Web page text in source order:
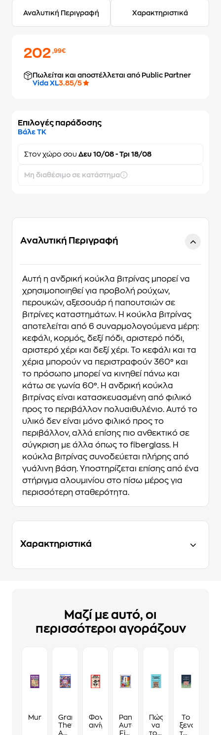
Αναλυτική Περιγραφή Χαρακτηριστικά
202,99€
Πωλείται και αποστέλλεται από Public Partner
Vida XL3.85/5
Επιλογές παράδοσης
Βάλε ΤΚ
Στον χώρο σου Δευ 10/08 - Τρι 18/08
Μη διαθέσιμο σε κατάστημα
Αναλυτική Περιγραφή
Αυτή η ανδρική κούκλα βιτρίνας μπορεί να
χρησιμοποιηθεί για προβολή ρούχων,
περουκών, αξεσουάρ ή παπουτσιών σε
βιτρίνες καταστημάτων. Η κούκλα βιτρίνας
αποτελείται από 6 συναρμολογούμενα μέρη:
κεφάλι, κορμός, δεξί πόδι, αριστερό πόδι,
αριστερό χέρι και δεξί χέρι. Το κεφάλι και τα
χέρια μπορούν να περιστραφούν 360° και
το πρόσωπο μπορεί να κινηθεί πάνω και
κάτω σε γωνία 60°. Η ανδρική κούκλα
βιτρίνας είναι κατασκευασμένη από φιλικό
προς το περιβάλλον πολυαιθυλένιο. Αυτό το
υλικό δεν είναι μόνο φιλικό προς το
περιβάλλον, αλλά επίσης πιο ανθεκτικό σε
σύγκριση με άλλα όπως το fiberglass. Η
κούκλα βιτρίνας συνοδεύεται πλήρης από
γυάλινη βάση. Υποστηρίζεται επίσης από ένα
στήριγμα αλουμινίου στο πίσω μέρος για
περισσότερη σταθερότητα.
Χαρακτηριστικά
Μαζί με αυτό, οι
περισσότεροι αγοράζουν
MurdokuGrand
Theft
Auto
Φονικά
αινίγματα
Panini
Αυτοκόλλητα
Fifa
Πώς
να
τους
Το
ξενοδοχείο
των